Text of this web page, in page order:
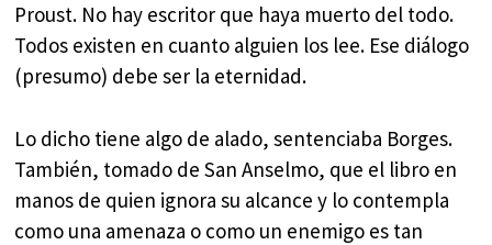
Proust. No hay escritor que haya muerto del todo.
Todos existen en cuanto alguien los lee. Ese diálogo
(presumo) debe ser la eternidad.
Lo dicho tiene algo de alado, sentenciaba Borges.
También, tomado de San Anselmo, que el libro en
manos de quien ignora su alcance y lo contempla
como una amenaza o como un enemigo es tan